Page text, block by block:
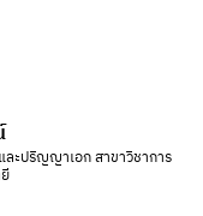
ะปริญญาเอก สาขาวิชาการ